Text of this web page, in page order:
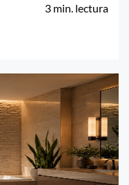
3 min. lectura